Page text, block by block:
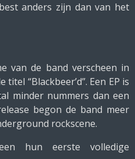
anders zijn dan van het
van de band verscheen in
titel “Blackbeer’d”. Een EP is
minder nummers dan een
begon de band meer
rockscene.
hun eerste volledige